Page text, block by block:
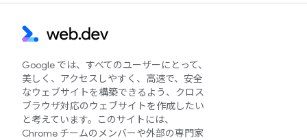
Google では、すべてのユーザーにとって、
美しく、アクセスしやすく、高速で、安全
なウェブサイトを構築できるよう、クロス
ブラウザ対応のウェブサイトを作成したい
と考えています。このサイトには、
Chrome チームのメンバーや外部の専門家